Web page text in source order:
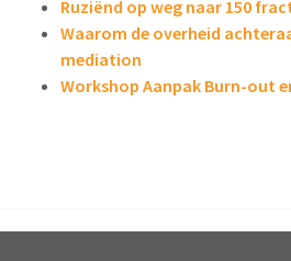
Ruziënd op weg naar 150
Waarom de overheid
mediation
Workshop Aanpak Burn-out